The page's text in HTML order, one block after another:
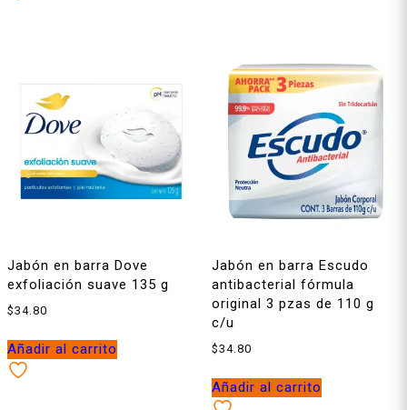
Jabón en barra Dove
exfoliación suave 135 g
$34.80
Añadir al carrito
Jabón en barra Escudo
antibacterial fórmula
original 3 pzas de 110 g
c/u
$34.80
Añadir al carrito